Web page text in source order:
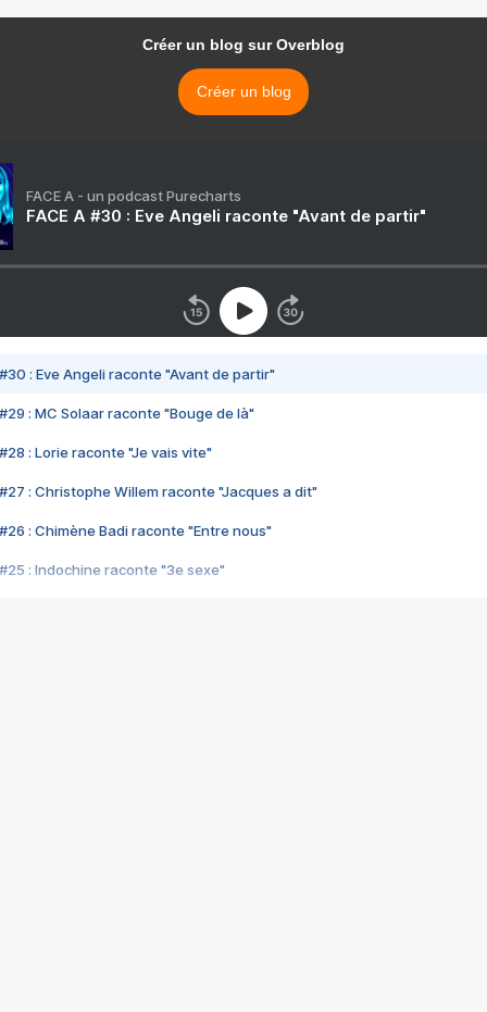
Créer un blog sur Overblog
Créer un blog
FACE A - un podcast Purecharts
FACE A #30 : Eve Angeli raconte "Avant de partir"
#30 : Eve Angeli raconte "Avant de partir"
#29 : MC Solaar raconte "Bouge de là"
#28 : Lorie raconte "Je vais vite"
#27 : Christophe Willem raconte "Jacques a dit"
#26 : Chimène Badi raconte "Entre nous"
#25 : Indochine raconte "3e sexe"